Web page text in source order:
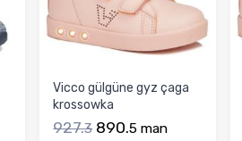
Vicco gülgüne gyz çaga
krossowka
927.3 890.5 man